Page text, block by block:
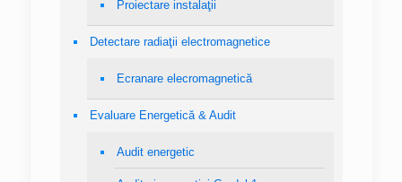
Proiectare instalaţii
Detectare radiaţii electromagnetice
Ecranare elecromagnetică
Evaluare Energetică & Audit
Audit energetic